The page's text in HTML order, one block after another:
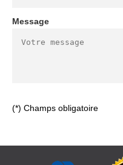
Message
(*) Champs obligatoire